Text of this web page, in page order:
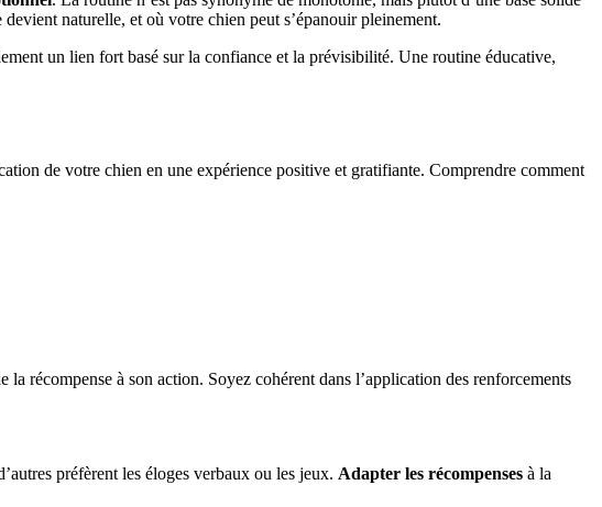
naturelle, et où votre chien peut s’épanouir pleinement.
un lien fort basé sur la confiance et la prévisibilité. Une routine éducative,
de votre chien en une expérience positive et gratifiante. Comprendre comment
récompense à son action. Soyez cohérent dans l’application des renforcements
préfèrent les éloges verbaux ou les jeux. Adapter les récompenses à la